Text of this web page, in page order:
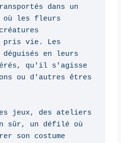
dans un
où les fleurs
pris vie. Les
en leurs
qu'il s'agisse
ou d'autres êtres
jeux, des ateliers
sûr, un défilé où
son costume